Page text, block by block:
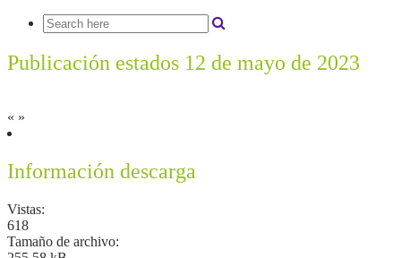
Publicación estados 12 de mayo de 2023
« »
Información descarga
Vistas:
618
Tamaño de archivo: